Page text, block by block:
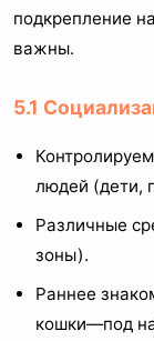
подкрепление
важны.
5.1
людей (дети,
Различные
зоны).
Раннее
кошки—под